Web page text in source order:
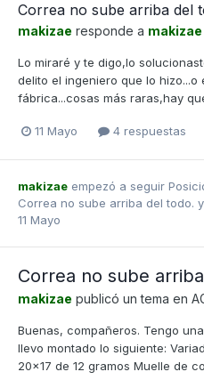
Correa no sube arriba del
makizae responde a makizae
Lo miraré y te digo,lo
delito el ingeniero que lo hizo...o
fábrica...cosas más raras,hay
11 Mayo 4 respuestas
makizae empezó a seguir
Correa no sube arriba del todo. y
11 Mayo
Correa no sube
makizae publicó un tema en
Buenas, compañeros. Tengo
llevo montado lo siguiente:
20×17 de 12 gramos Muelle de